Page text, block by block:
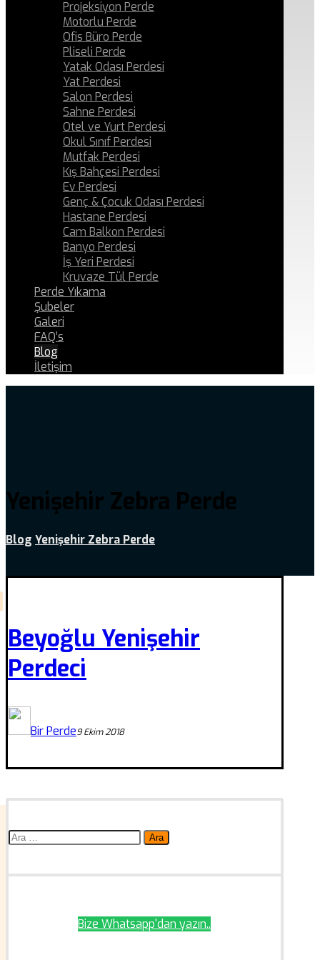
Projeksiyon Perde
Motorlu Perde
Ofis Büro Perde
Pliseli Perde
Yatak Odası Perdesi
Yat Perdesi
Salon Perdesi
Sahne Perdesi
Otel ve Yurt Perdesi
Okul Sınıf Perdesi
Mutfak Perdesi
Kış Bahçesi Perdesi
Ev Perdesi
Genç & Çocuk Odası Perdesi
Hastane Perdesi
Cam Balkon Perdesi
Banyo Perdesi
İş Yeri Perdesi
Kruvaze Tül Perde
Perde Yıkama
Şubeler
Galeri
FAQ’s
Blog
İletişim
Yenişehir Zebra Perde
Blog Yenişehir Zebra Perde
Beyoğlu Yenişehir
Perdeci
Bir Perde9 Ekim 2018
Arama:
Bize Whatsapp'dan yazın..